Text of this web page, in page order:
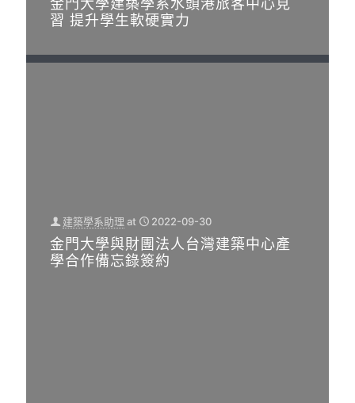
金門大學建築學系水頭港旅客中心見
習 提升學生軟硬實力
建築書展
112學年度 建築學系 碩士班甄試招生
入學
建築學系助理 at 2022-09-30
金門大學與財團法人台灣建築中心產
學合作備忘錄簽約